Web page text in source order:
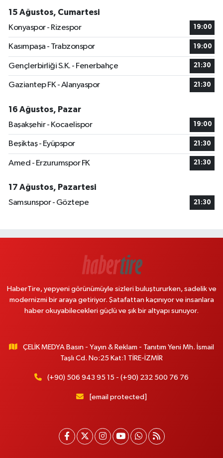
15 Ağustos, Cumartesi
Konyaspor - Rizespor
19:00
Kasımpaşa - Trabzonspor 19:00
Gençlerbirliği S.K. - Fenerbahçe 21:30
Gaziantep FK - Alanyaspor 21:30
16 Ağustos, Pazar
Başakşehir - Kocaelispor
19:00
Beşiktaş - Eyüpspor 21:30
Amed - Erzurumspor FK 21:30
17 Ağustos, Pazartesi
Samsunspor - Göztepe
21:30
HaberTire, yepyeni görünümüyle sizleri buluştururken, sadelik ve
modernizmi bir araya getiriyor. Şatafattan kaçınıyor ve insanlara
haber okuyabilecekleri güçlü ve şık bir altyapı sunuyor.
ÇELİK MEDYA Basın - Yayın & Reklam - Tanıtım Yeni Mh. İsmail
Taşlı Cd. No:25 Kat:1 TİRE-İZMİR
(+90) 506 943 95 15 - (+90) 232 500 76 76
[email protected]